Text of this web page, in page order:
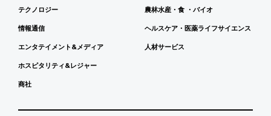
テクノロジー
情報通信
エンタテイメント&メディア
ホスピタリティ&レジャー
商社
農林水産・食 ・バイオ
ヘルスケア・医薬ライフサイエンス
人材サービス